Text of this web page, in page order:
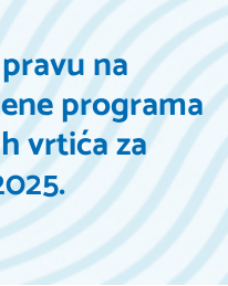
na
programa
vrtića za